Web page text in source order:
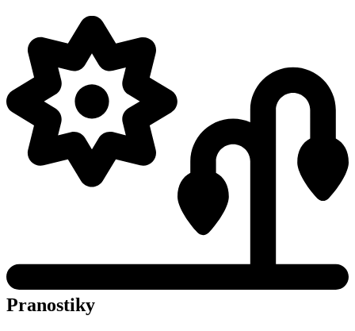
Pranostiky